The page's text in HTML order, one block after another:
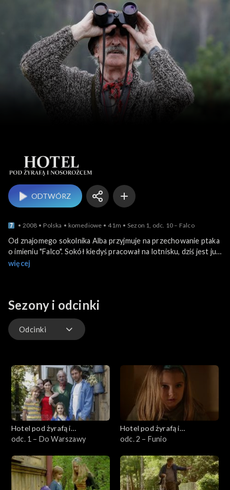
ODTWÓRZ
2008 Polska komediowe 41m Sezon 1, odc. 10 – Falco
Od znajomego sokolnika Alba przyjmuje na przechowanie ptaka
o imieniu "Falco". Sokół kiedyś pracował na lotnisku, dziś jest już
emerytem. Z ptakiem są niestety same kłopoty. Sokół je tylko
przestrzeń. Drapieżny ptak błyskawicznie odzyskuje apetyt i
siły. Niestety, w kłopoty zdrowotne wpada sam Alba, który musi
położyć się do szpitala. W tajemnicy przed rodziną Janek
zaczyna opiekować się sokołem.
więcej
Sezony i odcinki
Odcinki
Hotel pod żyrafą i
nosorożcem
odc. 1 – Do Warszawy
Hotel pod żyrafą i
nosorożcem
odc. 2 – Funio